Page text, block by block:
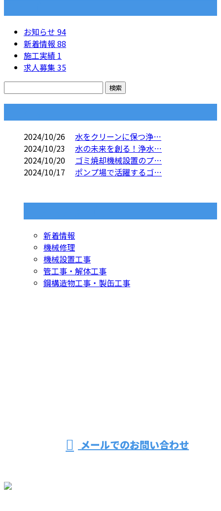
お知らせ 94
新着情報 88
施工実績 1
求人募集 35
2024/10/26
水をクリーンに保つ浄…
2024/10/23
水の未来を創る！浄水…
2024/10/20
ゴミ焼却機械設置のプ…
2024/10/17
ポンプ場で活躍するゴ…
新着情報
機械修理
機械設置工事
管工事・解体工事
鋼構造物工事・製缶工事
メールでのお問い合わせ